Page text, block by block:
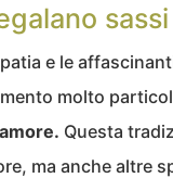
e le
molto
Questa
ma anche altre